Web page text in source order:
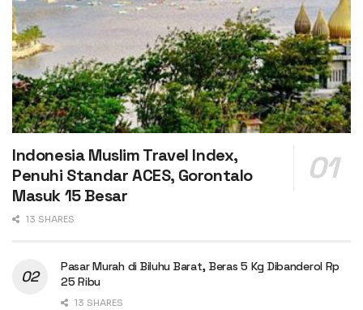
Indonesia Muslim Travel Index,
Penuhi Standar ACES, Gorontalo
Masuk 15 Besar
13 SHARES
Pasar Murah di Biluhu Barat, Beras 5 Kg Dibanderol Rp
25 Ribu
13 SHARES